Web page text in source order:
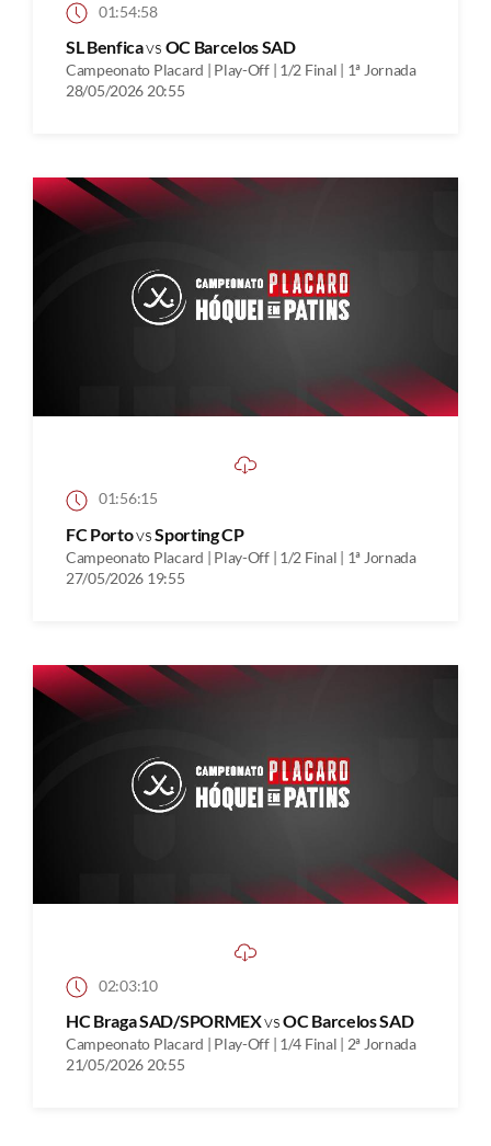
01:54:58
SL Benficavs OC Barcelos SAD
Campeonato Placard | Play-Off | 1/2 Final | 1ª Jornada
28/05/2026 20:55
01:56:15
FC PortovsSporting CP
Campeonato Placard | Play-Off | 1/2 Final | 1ª Jornada
27/05/2026 19:55
02:03:10
HC Braga SAD/SPORMEXvsOC Barcelos SAD
Campeonato Placard | Play-Off | 1/4 Final | 2ª Jornada
21/05/2026 20:55